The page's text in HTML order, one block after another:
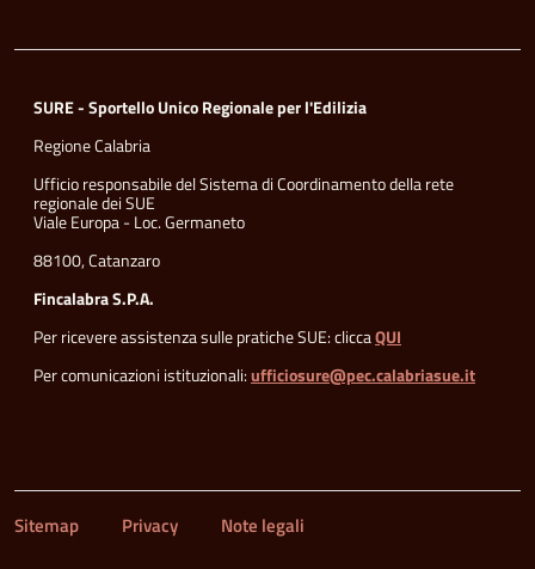
SURE - Sportello Unico Regionale per l'Edilizia
Regione Calabria
Ufficio responsabile del Sistema di Coordinamento della rete
regionale dei SUE
Viale Europa - Loc. Germaneto
88100, Catanzaro
Fincalabra S.P.A.
Per ricevere assistenza sulle pratiche SUE: cliccaQUI
Per comunicazioni istituzionali:ufficiosure@pec.calabriasue.it
Sitemap Privacy Note legali